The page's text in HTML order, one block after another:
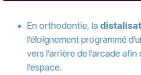
En orthodontie, la
l’éloignement programmé
vers l’arrière de l’arcade
l’espace.